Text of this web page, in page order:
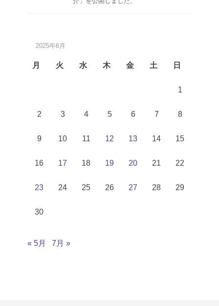
2025年6月
月 火 水 木 金 土 日
1
2 3 4 5 6 7 8
9 10 11 12 13 14 15
16 17 18 19 20 21 22
23 24 25 26 27 28 29
30
« 5月 7月 »